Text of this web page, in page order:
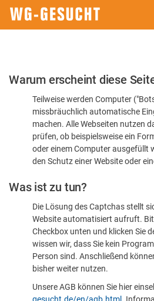
Bitte
dass
sind
Warum erscheint diese
Teilweise werden Computer
missbräuchlich automatische
machen. Alle Webseiten nutzen
prüfen, ob beispielsweise ein
oder einem Computer ausgefüllt
den Schutz einer Website oder
Was ist zu tun?
Die Lösung des Captchas stellt
Website automatisiert aufruft.
Checkbox unten und klicken Sie
wissen wir, dass Sie kein
Person sind. Anschließend
bisher weiter nutzen.
Unsere AGB können Sie hier